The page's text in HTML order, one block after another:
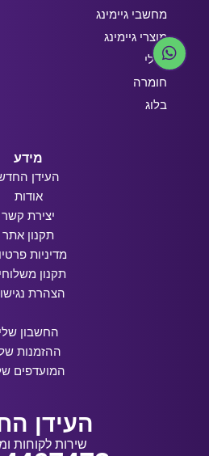
מחשבי גיימינג
מוצרי גיימינג
כללי
חומרה
בלוג
מידע
העידן
אודות
יצירת קשר
תקנון אתר
מדיניות
תקנון
הצהרת
החשבון שלי
ההזמנות
המועדפים
העידן
שירות לקוחות